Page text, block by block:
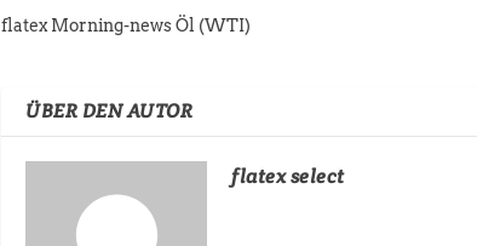
flatex Morning-news Öl (WTI)
ÜBER DEN AUTOR
flatex select